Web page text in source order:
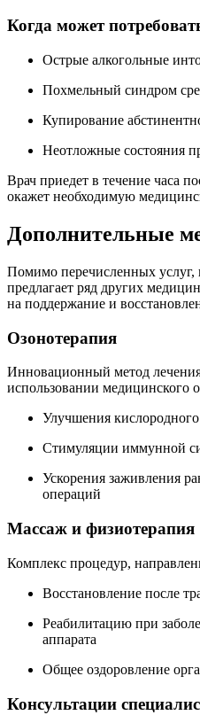
Когда может
Острые алкогольные
Похмельный синдром
Купирование
Неотложные состояния
Врач приедет в течение часа
окажет необходимую
Дополнительные
Помимо перечисленных
предлагает ряд других
на поддержание и
Озонотерапия
Инновационный метод
использовании медицинского
Улучшения
Стимуляции иммунной
Ускорения заживления
операций
Массаж и физиотерапия
Комплекс процедур,
Восстановление после
Реабилитацию при
аппарата
Общее оздоровление
Консультации